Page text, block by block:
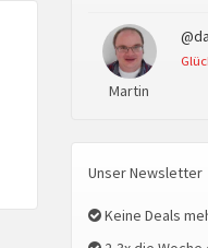
Martin
Unser Newsletter
Keine Deals